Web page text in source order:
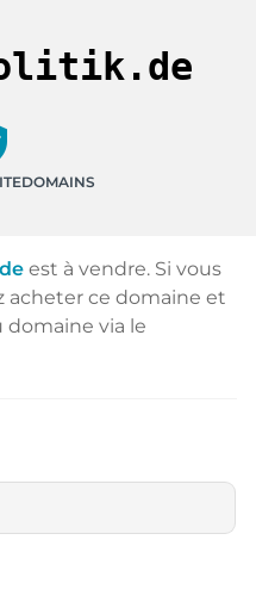
est à vendre. Si vous
acheter ce domaine et
via le